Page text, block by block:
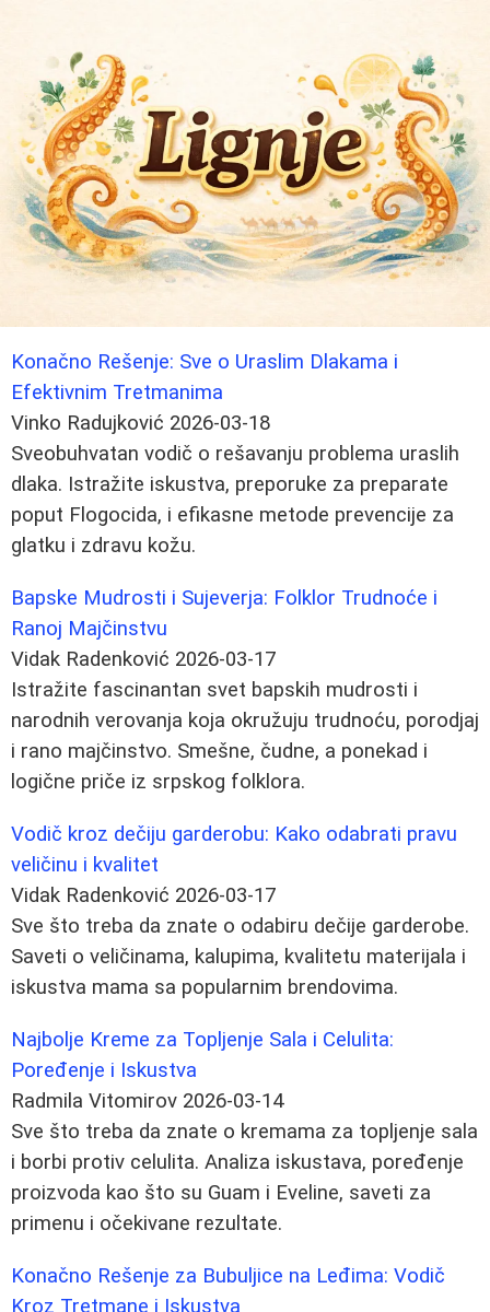
Konačno Rešenje: Sve o Uraslim Dlakama i
Efektivnim Tretmanima
Vinko Radujković 2026-03-18
Sveobuhvatan vodič o rešavanju problema uraslih
dlaka. Istražite iskustva, preporuke za preparate
poput Flogocida, i efikasne metode prevencije za
glatku i zdravu kožu.
Bapske Mudrosti i Sujeverja: Folklor Trudnoće i
Ranoj Majčinstvu
Vidak Radenković 2026-03-17
Istražite fascinantan svet bapskih mudrosti i
narodnih verovanja koja okružuju trudnoću, porodjaj
i rano majčinstvo. Smešne, čudne, a ponekad i
logične priče iz srpskog folklora.
Vodič kroz dečiju garderobu: Kako odabrati pravu
veličinu i kvalitet
Vidak Radenković 2026-03-17
Sve što treba da znate o odabiru dečije garderobe.
Saveti o veličinama, kalupima, kvalitetu materijala i
iskustva mama sa popularnim brendovima.
Najbolje Kreme za Topljenje Sala i Celulita:
Poređenje i Iskustva
Radmila Vitomirov 2026-03-14
Sve što treba da znate o kremama za topljenje sala
i borbi protiv celulita. Analiza iskustava, poređenje
proizvoda kao što su Guam i Eveline, saveti za
primenu i očekivane rezultate.
Konačno Rešenje za Bubuljice na Leđima: Vodič
Kroz Tretmane i Iskustva